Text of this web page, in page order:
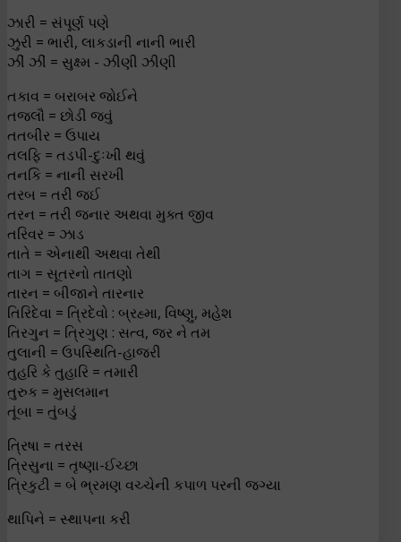
ઝારી = સંપૂર્ણ પણે
ઝુરી = ભારી, લાકડાની નાની ભારી
ઝીં ઝીં = સુક્ષ્મ - ઝીણી ઝીણી
તકાવ = બરાબર જોઈને
તજલૌ = છોડી જવું
તતબીર = ઉપાય
તલફિ = તડપી-દુઃખી થવું
તનકિ = નાની સરખી
તરબ = તરી જઈ
તરન = તરી જનાર અથવા મુક્ત જીવ
તરિવર = ઝાડ
તાતે = એનાથી અથવા તેથી
તાગ = સૂતરનો તાતણો
તારન = બીજાને તારનાર
તિરિદેવા = ત્રિદેવો : બ્રહ્મા, વિષ્ણુ, મહેશ
તિરગુન = ત્રિગુણ : સત્વ, જર ને તમ
તુલાની = ઉપસ્થિતિ-હાજરી
તુહરિ કે તુહારિ = તમારી
તુરુક = મુસલમાન
તૂંબા = તુંબડું
ત્રિષા = તરસ
ત્રિસુના = તૃષ્ણા-ઈચ્છા
ત્રિકુટી = બે ભ્રમણ વચ્ચેની કપાળ પરની જગ્યા
થાપિને = સ્થાપના કરી